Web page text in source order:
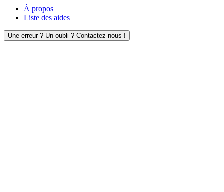
À propos
Liste des aides
Une erreur ? Un oubli ? Contactez-nous !